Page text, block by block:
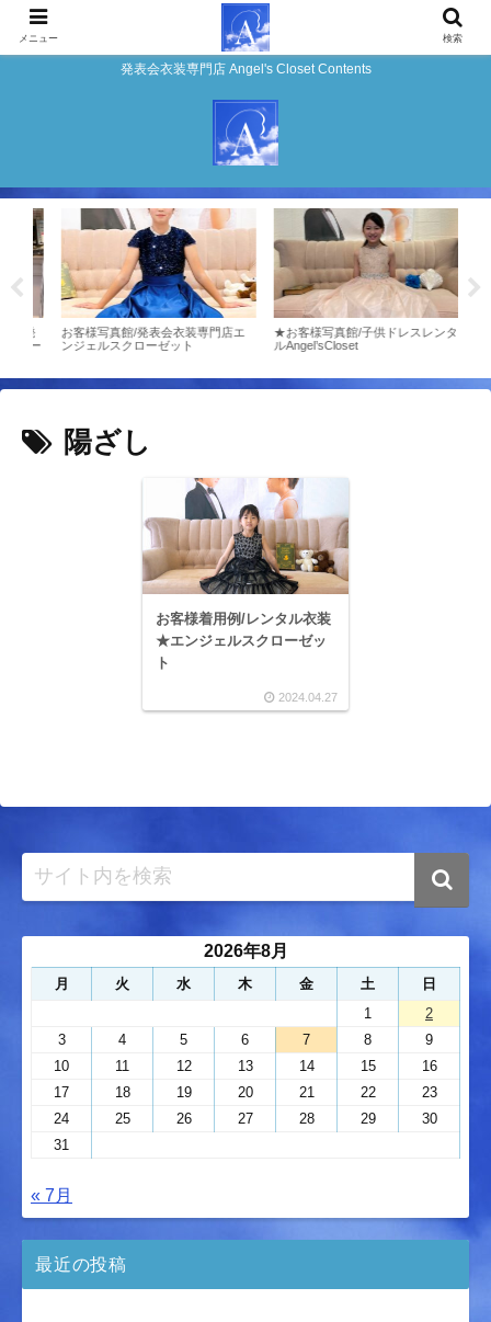
発表会衣装専門店 Angel's Closet Contents
お客様写真館/発表会衣装専門店エ
ンジェルスクローゼット
★お客様写真館/子供ドレスレンタ
ルAngel’sCloset
陽ざし
お客様着用例/レンタル衣装
★エンジェルスクローゼッ
ト
2024.04.27
2026年8月
月 火 水 木 金 土
日
1
2
3
4 5 6 7 8
9
10
11 12 13 14 15
16
17
18 19 20 21 22
23
24
25 26 27 28 29
30
31
« 7月
最近の投稿
メニュー 検索